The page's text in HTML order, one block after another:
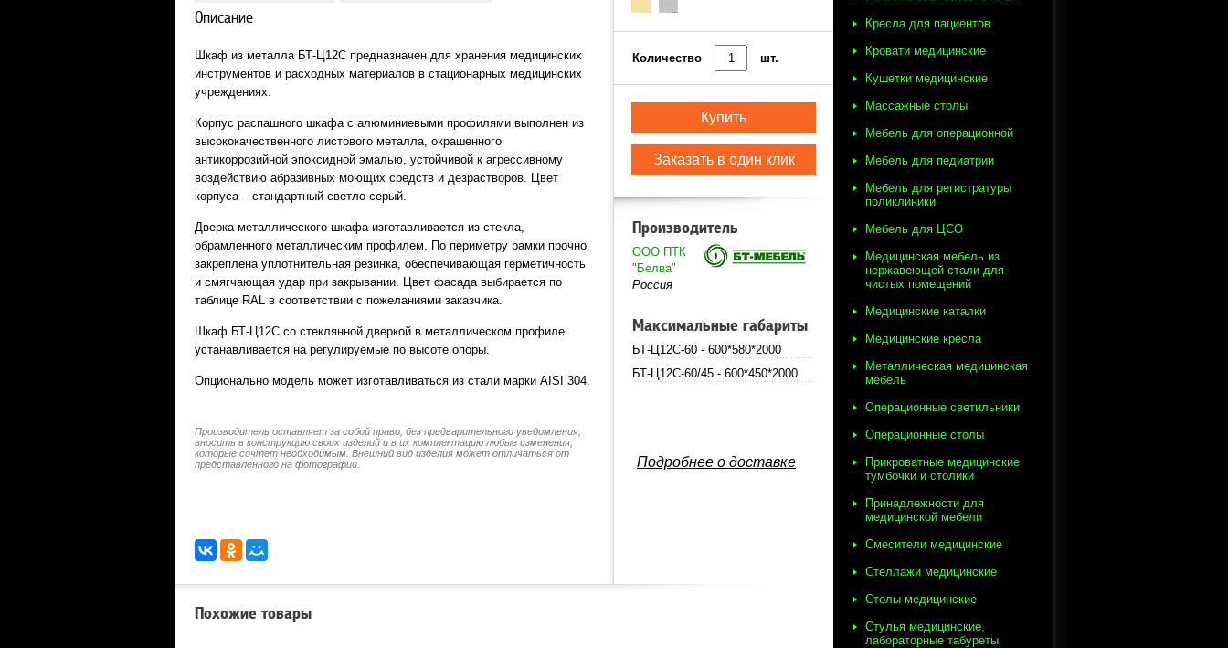
Описание
Шкаф из металла БТ-Ц12С предназначен для хранения медицинских
инструментов и расходных материалов в стационарных медицинских
учреждениях.
Корпус распашного шкафа с алюминиевыми профилями выполнен из
высококачественного листового металла, окрашенного
антикоррозийной эпоксидной эмалью, устойчивой к агрессивному
воздействию абразивных моющих средств и дезрастворов. Цвет
корпуса – стандартный светло-серый.
Дверка металлического шкафа изготавливается из стекла,
обрамленного металлическим профилем. По периметру рамки прочно
закреплена уплотнительная резинка, обеспечивающая герметичность
и смягчающая удар при закрывании. Цвет фасада выбирается по
таблице RAL в соответствии с пожеланиями заказчика.
Шкаф БТ-Ц12С со стеклянной дверкой в металлическом профиле
устанавливается на регулируемые по высоте опоры.
Опционально модель может изготавливаться из стали марки AISI 304.
Производитель оставляет за собой право, без предварительного уведомления,
вносить в конструкцию своих изделий и в их комплектацию любые изменения,
которые сочтет необходимым. Внешний вид изделия может отличаться от
представленного на фотографии.
Количество шт.
Купить
Заказать в один клик
Производитель
ООО ПТК
"Белва"
Россия
Максимальные габариты
БТ-Ц12С-60 - 600*580*2000
БТ-Ц12С-60/45 - 600*450*2000
Подробнее о доставке
Похожие товары
Кресла для пациентов
Кровати медицинские
Кушетки медицинские
Массажные столы
Мебель для операционной
Мебель для педиатрии
Мебель для регистратуры
поликлиники
Мебель для ЦСО
Медицинская мебель из
нержавеющей стали для
чистых помещений
Медицинские каталки
Медицинские кресла
Металлическая медицинская
мебель
Операционные светильники
Операционные столы
Прикроватные медицинские
тумбочки и столики
Принадлежности для
медицинской мебели
Смесители медицинские
Стеллажи медицинские
Столы медицинские
Стулья медицинские,
лабораторные табуреты